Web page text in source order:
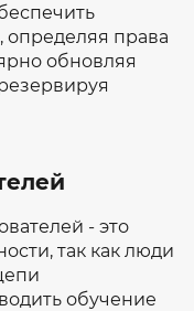
определяя права
обновляя
- это
так как люди
обучение